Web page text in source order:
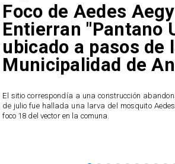
Foco de Aedes
Entierran "Pantano
ubicado a pasos de
Municipalidad de
El sitio correspondía a una construcción
de julio fue hallada una larva del mosquito
foco 18 del vector en la comuna.